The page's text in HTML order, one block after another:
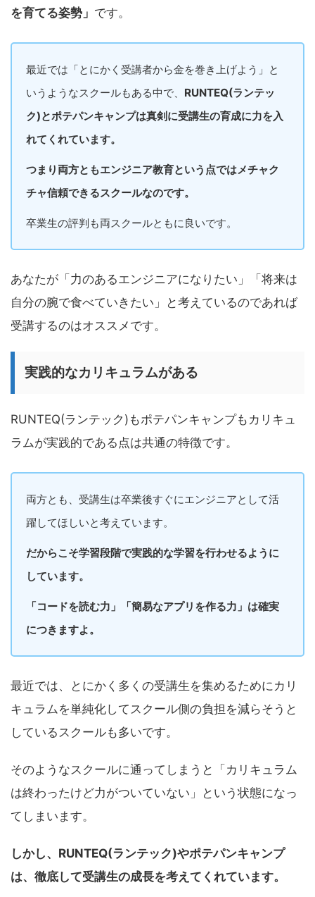
を育てる姿勢」 です。
最近では「とにかく受講者から金を巻き上げよう」と
いうようなスクールもある中で、 RUNTEQ(ランテッ
ク)とポテパンキャンプは真剣に受講生の育成に力を入
れてくれています。
つまり両方ともエンジニア教育という点ではメチャク
チャ信頼できるスクールなのです。
卒業生の評判も両スクールともに良いです。
あなたが「力のあるエンジニアになりたい」「将来は
自分の腕で食べていきたい」と考えているのであれば
受講するのはオススメです。
実践的なカリキュラムがある
RUNTEQ(ランテック)もポテパンキャンプもカリキュ
ラムが実践的である点は共通の特徴です。
両方とも、受講生は卒業後すぐにエンジニアとして活
躍してほしいと考えています。
だからこそ学習段階で実践的な学習を行わせるように
しています。
「コードを読む力」「簡易なアプリを作る力」は確実
につきますよ。
最近では、とにかく多くの受講生を集めるためにカリ
キュラムを単純化してスクール側の負担を減らそうと
しているスクールも多いです。
そのようなスクールに通ってしまうと「カリキュラム
は終わったけど力がついていない」という状態になっ
てしまいます。
しかし、RUNTEQ(ランテック)やポテパンキャンプ
は、徹底して受講生の成長を考えてくれています。